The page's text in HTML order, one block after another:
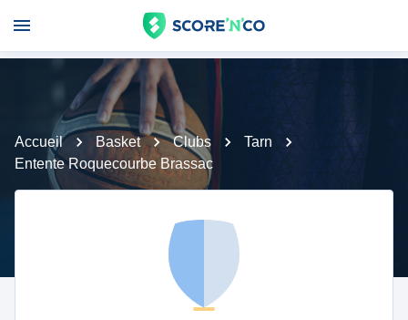
Accueil Basket Clubs
Tarn
Entente Roquecourbe Brassac